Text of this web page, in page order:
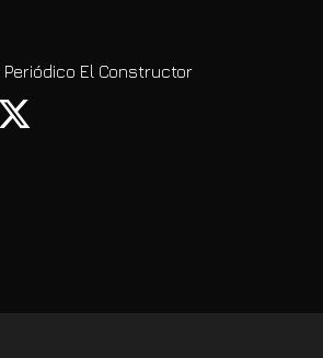
Periódico El Constructor